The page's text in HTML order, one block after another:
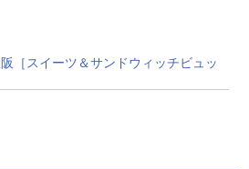
［スイーツ＆サンドウィッチビュッ